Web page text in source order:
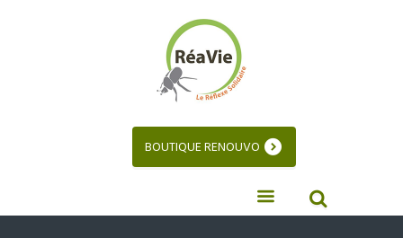
BOUTIQUE RENOUVO